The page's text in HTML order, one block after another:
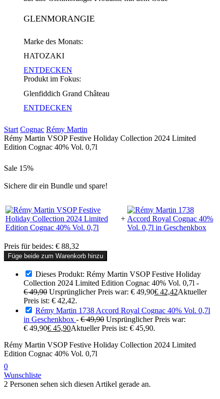
GLENMORANGIE
Marke des Monats:
HATOZAKI
ENTDECKEN
Produkt im Fokus:
Glenfiddich Grand Château
ENTDECKEN
Start Cognac Rémy Martin
Rémy Martin VSOP Festive Holiday Collection 2024 Limited
Edition Cognac 40% Vol. 0,7l
Sale 15%
Sichere dir ein Bundle und spare!
+
Preis für beides: € 88,32
Füge beide zum Warenkorb hinzu
Dieses Produkt: Rémy Martin VSOP Festive Holiday
Collection 2024 Limited Edition Cognac 40% Vol. 0,7l -
€49,90 Ursprünglicher Preis war: € 49,90€ 42,42Aktueller
Preis ist: € 42,42.
Rémy Martin 1738 Accord Royal Cognac 40% Vol. 0,7l
in Geschenkbox - €49,90 Ursprünglicher Preis war:
€ 49,90€ 45,90Aktueller Preis ist: € 45,90.
Rémy Martin VSOP Festive Holiday Collection 2024 Limited
Edition Cognac 40% Vol. 0,7l
0
Wunschliste
2 Personen sehen sich diesen Artikel gerade an.